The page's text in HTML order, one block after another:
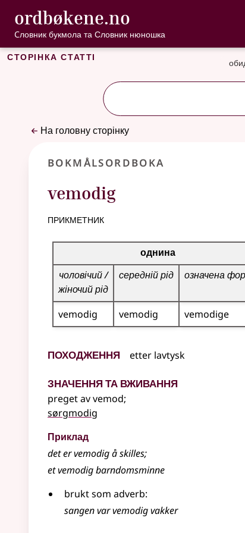
Перейти до основного вмісту
Доступність
ordbøkene.no , Cловник
Cловник букмола та Словник нюношка
Сторінка статті
На головну сторінку
Bokmålsordboka
vemodig
прикметник
Таблиця відмінювання для цього
однина
чоловічий /
жіночий рід
середній рід означена
vemodig vemodig vemodige
Походження etter lavtysk
Значення та вживання
preget av vemod;
sørgmodig
Приклад
det ervemodigå skilles;
et vemodig barndomsminne
brukt som adverb:
sangen var vemodig vakker